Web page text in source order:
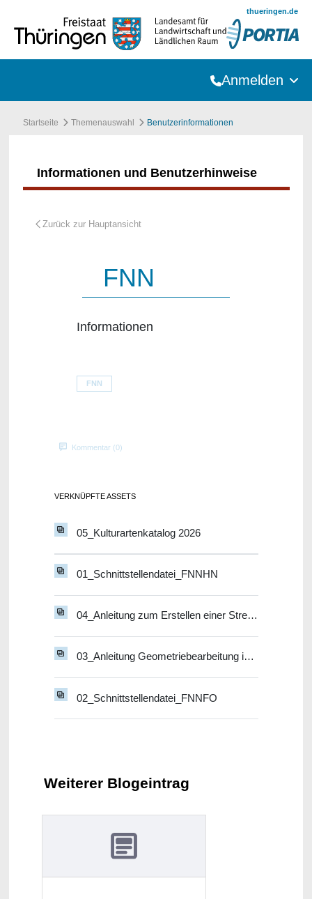
thueringen.de
Anmelden
Startseite Themenauswahl Benutzerinformationen
Informationen und Benutzerhinweise
FNN
Informationen
FNN
Kommentar (0)
VERKNÜPFTE ASSETS
05_Kulturartenkatalog 2026
01_Schnittstellendatei_FNNHN
04_Anleitung zum Erstellen einer Streifengeometrie
03_Anleitung Geometriebearbeitung in FNN-Vorstufe
02_Schnittstellendatei_FNNFO
Weiterer Blogeintrag